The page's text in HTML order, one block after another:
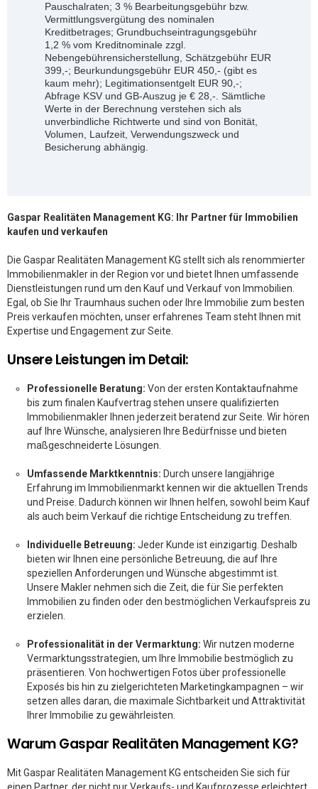
Pauschalraten; 3 % Bearbeitungsgebühr bzw.
Vermittlungsvergütung des nominalen
Kreditbetrages; Grundbuchseintragungsgebühr
1,2 % vom Kreditnominale zzgl.
Nebengebührensicherstellung, Schätzgebühr EUR
399,-; Beurkundungsgebühr EUR 450,- (gibt es
kaum mehr); Legitimationsentgelt EUR 90,-;
Abfrage KSV und GB-Auszug je € 28,-. Sämtliche
Werte in der Berechnung verstehen sich als
unverbindliche Richtwerte und sind von Bonität,
Volumen, Laufzeit, Verwendungszweck und
Besicherung abhängig.
Gaspar Realitäten Management KG: Ihr Partner für Immobilien
kaufen und verkaufen
Die Gaspar Realitäten Management KG stellt sich als renommierter
Immobilienmakler in der Region vor und bietet Ihnen umfassende
Dienstleistungen rund um den Kauf und Verkauf von Immobilien.
Egal, ob Sie Ihr Traumhaus suchen oder Ihre Immobilie zum besten
Preis verkaufen möchten, unser erfahrenes Team steht Ihnen mit
Expertise und Engagement zur Seite.
Unsere Leistungen im Detail:
Professionelle Beratung: Von der ersten Kontaktaufnahme
bis zum finalen Kaufvertrag stehen unsere qualifizierten
Immobilienmakler Ihnen jederzeit beratend zur Seite. Wir hören
auf Ihre Wünsche, analysieren Ihre Bedürfnisse und bieten
maßgeschneiderte Lösungen.
Umfassende Marktkenntnis: Durch unsere langjährige
Erfahrung im Immobilienmarkt kennen wir die aktuellen Trends
und Preise. Dadurch können wir Ihnen helfen, sowohl beim Kauf
als auch beim Verkauf die richtige Entscheidung zu treffen.
Individuelle Betreuung: Jeder Kunde ist einzigartig. Deshalb
bieten wir Ihnen eine persönliche Betreuung, die auf Ihre
speziellen Anforderungen und Wünsche abgestimmt ist.
Unsere Makler nehmen sich die Zeit, die für Sie perfekten
Immobilien zu finden oder den bestmöglichen Verkaufspreis zu
erzielen.
Professionalität in der Vermarktung: Wir nutzen moderne
Vermarktungsstrategien, um Ihre Immobilie bestmöglich zu
präsentieren. Von hochwertigen Fotos über professionelle
Exposés bis hin zu zielgerichteten Marketingkampagnen – wir
setzen alles daran, die maximale Sichtbarkeit und Attraktivität
Ihrer Immobilie zu gewährleisten.
Warum Gaspar Realitäten Management KG?
Mit Gaspar Realitäten Management KG entscheiden Sie sich für